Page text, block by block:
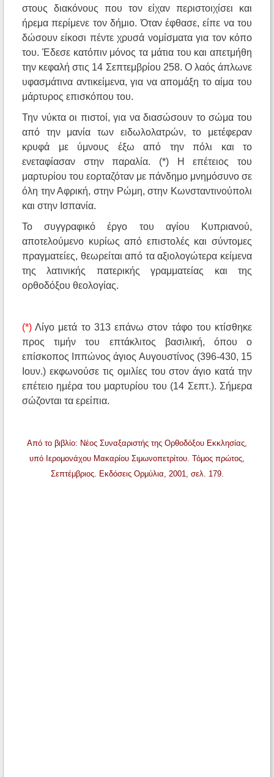
στους διακόνους που τον είχαν περιστοιχίσει και
ήρεμα περίμενε τον δήμιο. Όταν έφθασε, είπε να του
δώσουν είκοσι πέντε χρυσά νομίσματα για τον κόπο
του. Έδεσε κατόπιν μόνος τα μάτια του και απετμήθη
την κεφαλή στις 14 Σεπτεμβρίου 258. Ο λαός άπλωνε
υφασμάτινα αντικείμενα, για να απομάξη το αίμα του
μάρτυρος επισκόπου του.
Την νύκτα οι πιστοί, για να διασώσουν το σώμα του
από την μανία των ειδωλολατρών, το μετέφεραν
κρυφά με ύμνους έξω από την πόλι και το
ενεταφίασαν στην παραλία. (*) Η επέτειος του
μαρτυρίου του εορταζόταν με πάνδημο μνημόσυνο σε
όλη την Αφρική, στην Ρώμη, στην Κωνσταντινούπολι
και στην Ισπανία.
Το συγγραφικό έργο του αγίου Κυπριανού,
αποτελούμενο κυρίως από επιστολές και σύντομες
πραγματείες, θεωρείται από τα αξιολογώτερα κείμενα
της λατινικής πατερικής γραμματείας και της
ορθοδόξου θεολογίας.
(*) Λίγο μετά το 313 επάνω στον τάφο του κτίσθηκε
προς τιμήν του επτάκλιτος βασιλική, όπου ο
επίσκοπος Ιππώνος άγιος Αυγουστίνος (396-430, 15
Ιουν.) εκφωνούσε τις ομιλίες του στον άγιο κατά την
επέτειο ημέρα του μαρτυρίου του (14 Σεπτ.). Σήμερα
σώζονται τα ερείπια.
Από το βιβλίο: Νέος Συναξαριστής της Ορθοδόξου Εκκλησίας,
υπό Ιερομονάχου Μακαρίου Σιμωνοπετρίτου. Τόμος πρώτος,
Σεπτέμβριος. Εκδόσεις Ορμύλια, 2001, σελ. 179.